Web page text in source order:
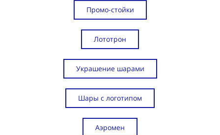
Промо-стойки
Лототрон
Украшение шарами
Шары с логотипом
Аэромен